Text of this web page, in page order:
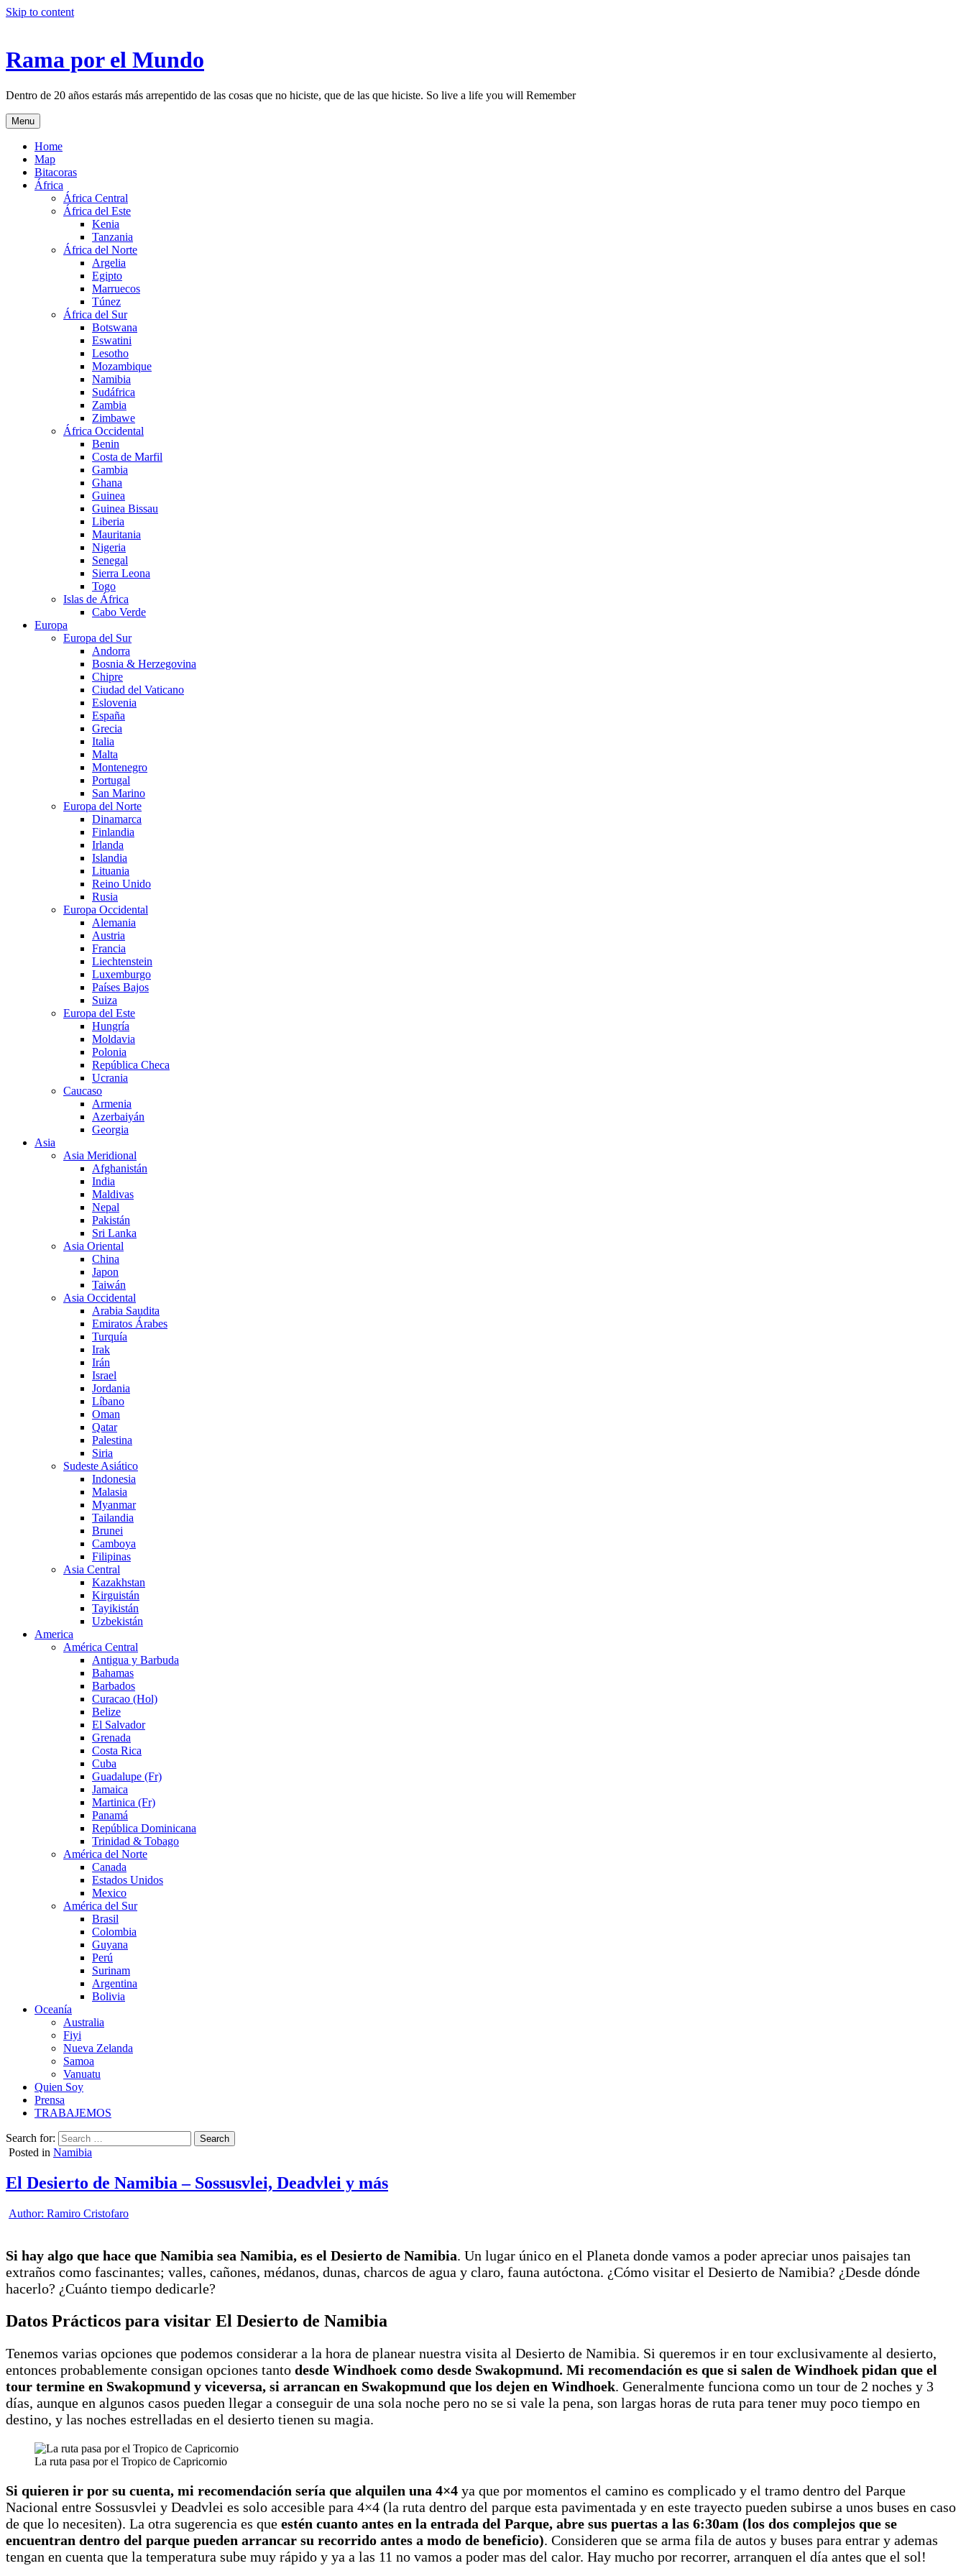
Skip to content
Rama por el Mundo
Dentro de 20 años estarás más arrepentido de las cosas que no hiciste, que de las que hiciste. So live a life you will Remember
Menu
Home
Map
Bitacoras
África
África Central
África del Este
Kenia
Tanzania
África del Norte
Argelia
Egipto
Marruecos
Túnez
África del Sur
Botswana
Eswatini
Lesotho
Mozambique
Namibia
Sudáfrica
Zambia
Zimbawe
África Occidental
Benin
Costa de Marfil
Gambia
Ghana
Guinea
Guinea Bissau
Liberia
Mauritania
Nigeria
Senegal
Sierra Leona
Togo
Islas de África
Cabo Verde
Europa
Europa del Sur
Andorra
Bosnia & Herzegovina
Chipre
Ciudad del Vaticano
Eslovenia
España
Grecia
Italia
Malta
Montenegro
Portugal
San Marino
Europa del Norte
Dinamarca
Finlandia
Irlanda
Islandia
Lituania
Reino Unido
Rusia
Europa Occidental
Alemania
Austria
Francia
Liechtenstein
Luxemburgo
Países Bajos
Suiza
Europa del Este
Hungría
Moldavia
Polonia
República Checa
Ucrania
Caucaso
Armenia
Azerbaiyán
Georgia
Asia
Asia Meridional
Afghanistán
India
Maldivas
Nepal
Pakistán
Sri Lanka
Asia Oriental
China
Japon
Taiwán
Asia Occidental
Arabia Saudita
Emiratos Árabes
Turquía
Irak
Irán
Israel
Jordania
Líbano
Oman
Qatar
Palestina
Siria
Sudeste Asiático
Indonesia
Malasia
Myanmar
Tailandia
Brunei
Camboya
Filipinas
Asia Central
Kazakhstan
Kirguistán
Tayikistán
Uzbekistán
America
América Central
Antigua y Barbuda
Bahamas
Barbados
Curacao (Hol)
Belize
El Salvador
Grenada
Costa Rica
Cuba
Guadalupe (Fr)
Jamaica
Martinica (Fr)
Panamá
República Dominicana
Trinidad & Tobago
América del Norte
Canada
Estados Unidos
Mexico
América del Sur
Brasil
Colombia
Guyana
Perú
Surinam
Argentina
Bolivia
Oceanía
Australia
Fiyi
Nueva Zelanda
Samoa
Vanuatu
Quien Soy
Prensa
TRABAJEMOS
Search for:
Posted in Namibia
El Desierto de Namibia – Sossusvlei, Deadvlei y más
Author: Ramiro Cristofaro
Si hay algo que hace que Namibia sea Namibia, es el Desierto de Namibia. Un lugar único en el Planeta donde vamos a poder apreciar unos paisajes tan
extraños como fascinantes; valles, cañones, médanos, dunas, charcos de agua y claro, fauna autóctona. ¿Cómo visitar el Desierto de Namibia? ¿Desde dónde
hacerlo? ¿Cuánto tiempo dedicarle?
Datos Prácticos para visitar El Desierto de Namibia
Tenemos varias opciones que podemos considerar a la hora de planear nuestra visita al Desierto de Namibia. Si queremos ir en tour exclusivamente al desierto,
entonces probablemente consigan opciones tanto desde Windhoek como desde Swakopmund. Mi recomendación es que si salen de Windhoek pidan que el
tour termine en Swakopmund y viceversa, si arrancan en Swakopmund que los dejen en Windhoek. Generalmente funciona como un tour de 2 noches y 3
días, aunque en algunos casos pueden llegar a conseguir de una sola noche pero no se si vale la pena, son largas horas de ruta para tener muy poco tiempo en
destino, y las noches estrelladas en el desierto tienen su magia.
La ruta pasa por el Tropico de Capricornio
Si quieren ir por su cuenta, mi recomendación sería que alquilen una 4×4 ya que por momentos el camino es complicado y el tramo dentro del Parque
Nacional entre Sossusvlei y Deadvlei es solo accesible para 4×4 (la ruta dentro del parque esta pavimentada y en este trayecto pueden subirse a unos buses en caso
de que lo necesiten). La otra sugerencia es que estén cuanto antes en la entrada del Parque, abre sus puertas a las 6:30am (los dos complejos que se
encuentran dentro del parque pueden arrancar su recorrido antes a modo de beneficio). Consideren que se arma fila de autos y buses para entrar y ademas
tengan en cuenta que la temperatura sube muy rápido y ya a las 11 no vamos a poder mas del calor. Hay mucho por recorrer, arranquen el día antes que el sol!